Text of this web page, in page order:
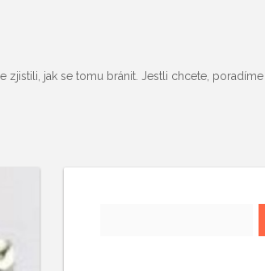
jak se tomu bránit. Jestli chcete, poradíme